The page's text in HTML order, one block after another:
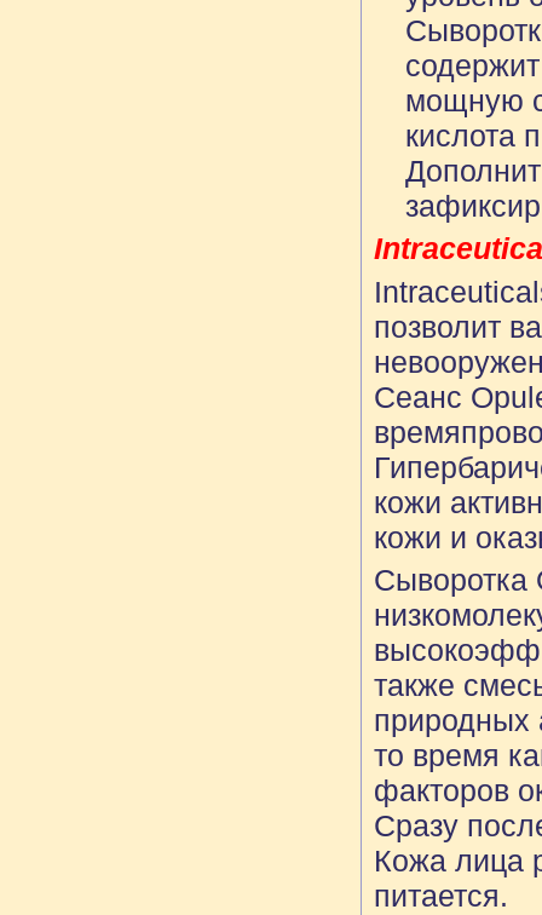
мощную
кислота
позволит
Сеанс
кожи
кожи и
Сыворотка
также
природных
то время
факторов
Сразу
Кожа лица
питается.